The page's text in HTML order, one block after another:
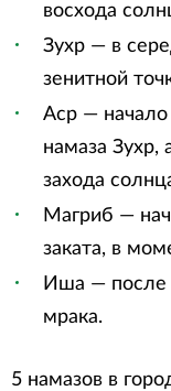
восхода
Зухр — в
зенитной
Аср — начало
намаза Зухр,
захода
Магриб —
заката, в
Иша — после
мрака.
5 намазов в